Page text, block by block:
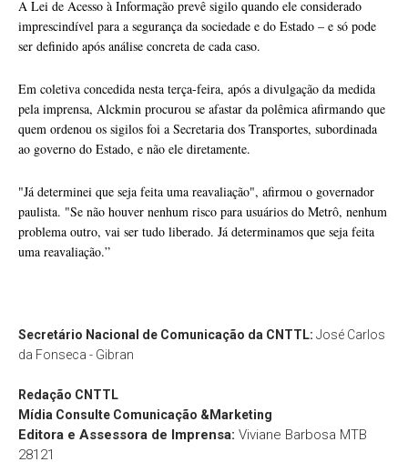
A Lei de Acesso à Informação prevê sigilo quando ele considerado
imprescindível para a segurança da sociedade e do Estado – e só pode
ser definido após análise concreta de cada caso.
Em coletiva concedida nesta terça-feira, após a divulgação da medida
pela imprensa, Alckmin procurou se afastar da polêmica afirmando que
quem ordenou os sigilos foi a Secretaria dos Transportes, subordinada
ao governo do Estado, e não ele diretamente.
"Já determinei que seja feita uma reavaliação", afirmou o governador
paulista. "Se não houver nenhum risco para usuários do Metrô, nenhum
problema outro, vai ser tudo liberado. Já determinamos que seja feita
uma reavaliação.”
Secretário Nacional de Comunicação da CNTTL: José Carlos
da Fonseca - Gibran
Redação CNTTL
Mídia Consulte Comunicação &Marketing
Editora e Assessora de Imprensa: Viviane Barbosa MTB
28121